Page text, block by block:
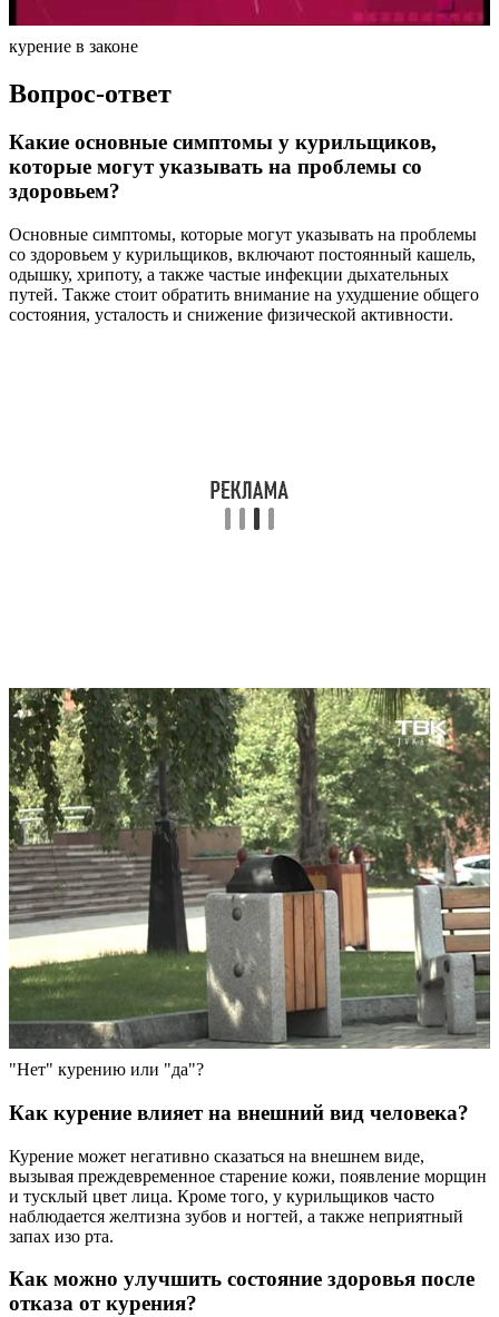
курение в законе
Вопрос-ответ
Какие основные симптомы у курильщиков,
которые могут указывать на проблемы со
здоровьем?
Основные симптомы, которые могут указывать на проблемы
со здоровьем у курильщиков, включают постоянный кашель,
одышку, хрипоту, а также частые инфекции дыхательных
путей. Также стоит обратить внимание на ухудшение общего
состояния, усталость и снижение физической активности.
"Нет" курению или "да"?
Как курение влияет на внешний вид человека?
Курение может негативно сказаться на внешнем виде,
вызывая преждевременное старение кожи, появление морщин
и тусклый цвет лица. Кроме того, у курильщиков часто
наблюдается желтизна зубов и ногтей, а также неприятный
запах изо рта.
Как можно улучшить состояние здоровья после
отказа от курения?